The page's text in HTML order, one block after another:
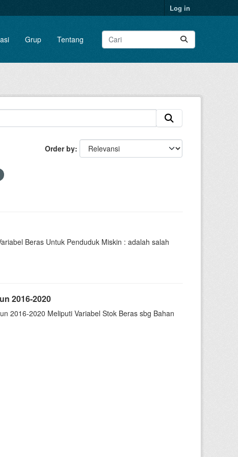
Log in
Grup Tentang
Order by
Beras Untuk Penduduk Miskin : adalah salah
2016-2020
2016-2020 Meliputi Variabel Stok Beras sbg Bahan